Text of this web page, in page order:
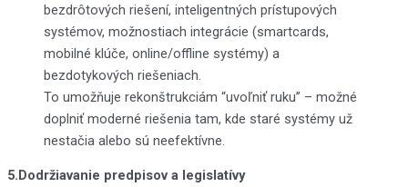
bezdrôtových riešení, inteligentných prístupových
systémov, možnostiach integrácie (smartcards,
mobilné klúče, online/offline systémy) a
bezdotykových riešeniach.
To umožňuje rekonštrukciám “uvoľniť ruku” – možné
doplniť moderné riešenia tam, kde staré systémy už
nestačia alebo sú neefektívne.
5.Dodržiavanie predpisov a legislatívy